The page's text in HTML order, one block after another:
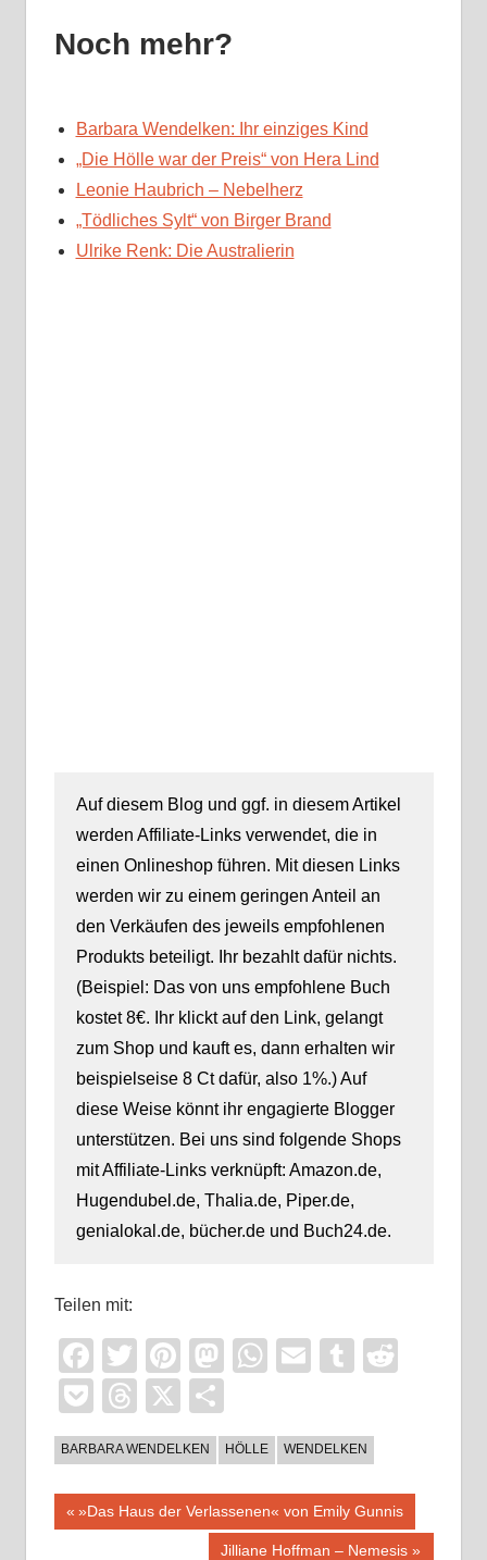
Noch mehr?
Barbara Wendelken: Ihr einziges Kind
„Die Hölle war der Preis“ von Hera Lind
Leonie Haubrich – Nebelherz
„Tödliches Sylt“ von Birger Brand
Ulrike Renk: Die Australierin
Auf diesem Blog und ggf. in diesem Artikel
werden Affiliate-Links verwendet, die in
einen Onlineshop führen. Mit diesen Links
werden wir zu einem geringen Anteil an
den Verkäufen des jeweils empfohlenen
Produkts beteiligt. Ihr bezahlt dafür nichts.
(Beispiel: Das von uns empfohlene Buch
kostet 8€. Ihr klickt auf den Link, gelangt
zum Shop und kauft es, dann erhalten wir
beispielseise 8 Ct dafür, also 1%.) Auf
diese Weise könnt ihr engagierte Blogger
unterstützen. Bei uns sind folgende Shops
mit Affiliate-Links verknüpft: Amazon.de,
Hugendubel.de, Thalia.de, Piper.de,
genialokal.de, bücher.de und Buch24.de.
Teilen mit:
Facebook
TwitterPinterest
Mastodon
WhatsApp
EmailTumblr
PocketThreads
X
BARBARA WENDELKEN HÖLLE WENDELKEN
Beitragsnavigation
Vorheriger
»Das Haus der Verlassenen« von Emily Gunnis
Nächster
Jilliane Hoffman – Nemesis